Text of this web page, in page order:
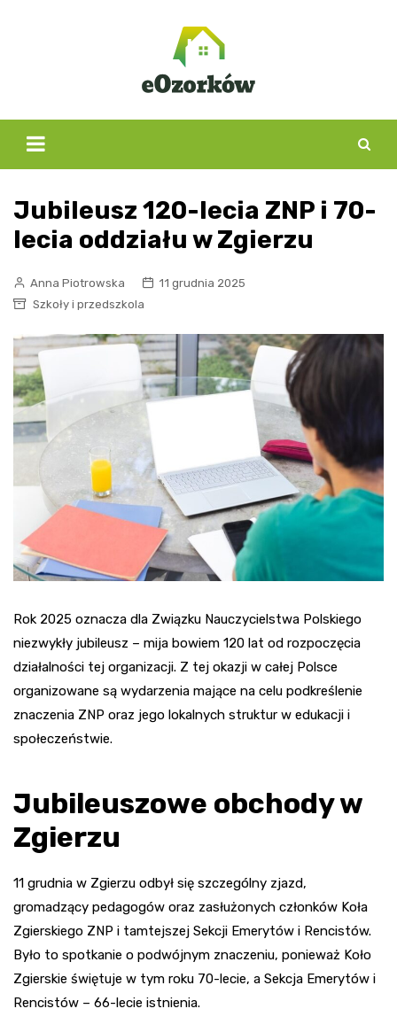
Jubileusz 120-lecia ZNP i 70-
lecia oddziału w Zgierzu
Anna Piotrowska
11 grudnia 2025
Szkoły i przedszkola
Rok 2025 oznacza dla Związku Nauczycielstwa Polskiego
niezwykły jubileusz – mija bowiem 120 lat od rozpoczęcia
działalności tej organizacji. Z tej okazji w całej Polsce
organizowane są wydarzenia mające na celu podkreślenie
znaczenia ZNP oraz jego lokalnych struktur w edukacji i
społeczeństwie.
Jubileuszowe obchody w
Zgierzu
11 grudnia w Zgierzu odbył się szczególny zjazd,
gromadzący pedagogów oraz zasłużonych członków Koła
Zgierskiego ZNP i tamtejszej Sekcji Emerytów i Rencistów.
Było to spotkanie o podwójnym znaczeniu, ponieważ Koło
Zgierskie świętuje w tym roku 70-lecie, a Sekcja Emerytów i
Rencistów – 66-lecie istnienia.